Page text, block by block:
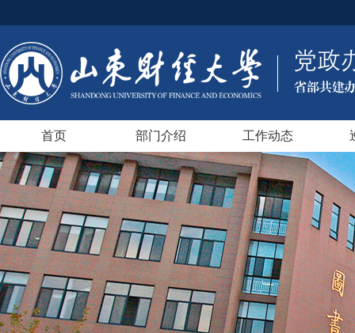
首页 部门介绍 工作动态